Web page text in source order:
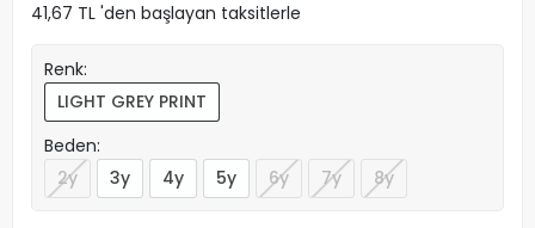
41,67 TL 'den başlayan taksitlerle
Renk:
LIGHT GREY PRINT
Beden:
2y
3y 4y 5y 6y 7y 8y